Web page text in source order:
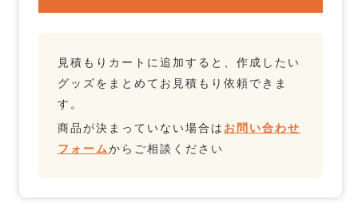
見積もりカートに追加すると、作成したい
グッズをまとめてお見積もり依頼できま
す。
商品が決まっていない場合は お問い合わせ
フォームからご相談ください